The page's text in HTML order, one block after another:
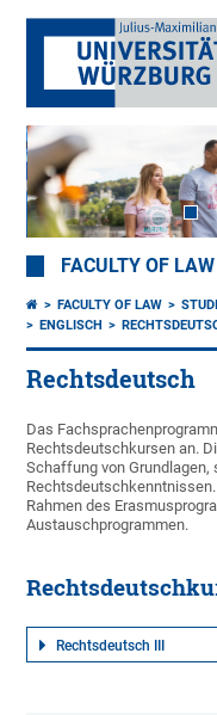
FACULTY OF LAW
FACULTY OF LAW
ENGLISCH
Rechtsdeutsch
Das
Rechtsdeutschkursen an.
Schaffung von Grundlagen,
Rahmen des
Austauschprogrammen.
Rechtsdeutsch III